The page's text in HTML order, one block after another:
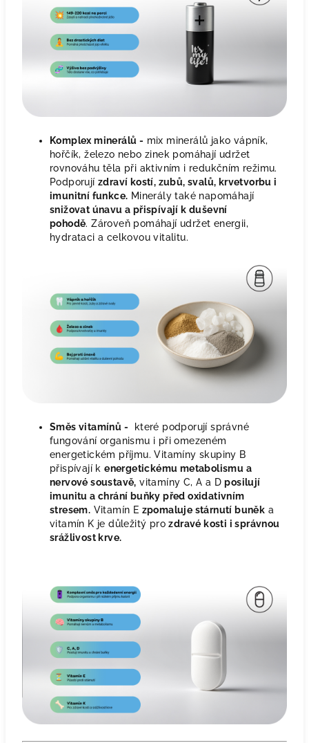
Komplex minerálů - mix minerálů jako vápník,
hořčík, železo nebo zinek pomáhají udržet
rovnováhu těla při aktivním i redukčním režimu.
Podporujízdraví kostí, zubů, svalů, krvetvorbu i
imunitní funkce. Minerály také napomáhají
snižovat únavu a přispívají k duševní
pohodě. Zároveň pomáhají udržet energii,
hydrataci a celkovou vitalitu.
Směs vitamínů -
které podporují správné
fungování organismu i při omezeném
energetickém příjmu. Vitamíny skupiny B
přispívají kenergetickému metabolismu a
nervové soustavě, vitamíny C, A a Dposilují
imunitu a chrání buňky před oxidativním
stresem. Vitamín E zpomaluje stárnutí buněk a
vitamín K je důležitý prozdravé kosti i správnou
srážlivost krve.